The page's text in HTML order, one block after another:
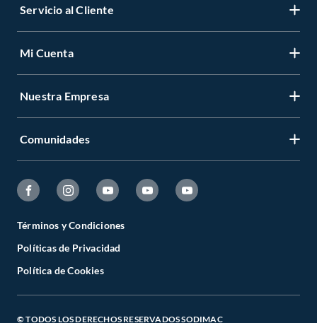
Servicio al Cliente
Mi Cuenta
Nuestra Empresa
Comunidades
Términos y Condiciones
Políticas de Privacidad
Política de Cookies
© TODOS LOS DERECHOS RESERVADOS SODIMAC